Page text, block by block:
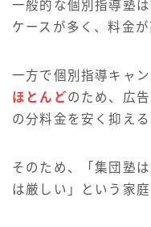
一般的な個別指導塾
ケースが多く、料金が
一方で個別指導キャ
ほとんどのため、広
の分料金を安く抑える
そのため、「集団塾
は厳しい」という家